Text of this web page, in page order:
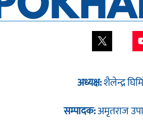
अध्यक्ष:शैलेन्द्र
सम्पादक:अमृतराज